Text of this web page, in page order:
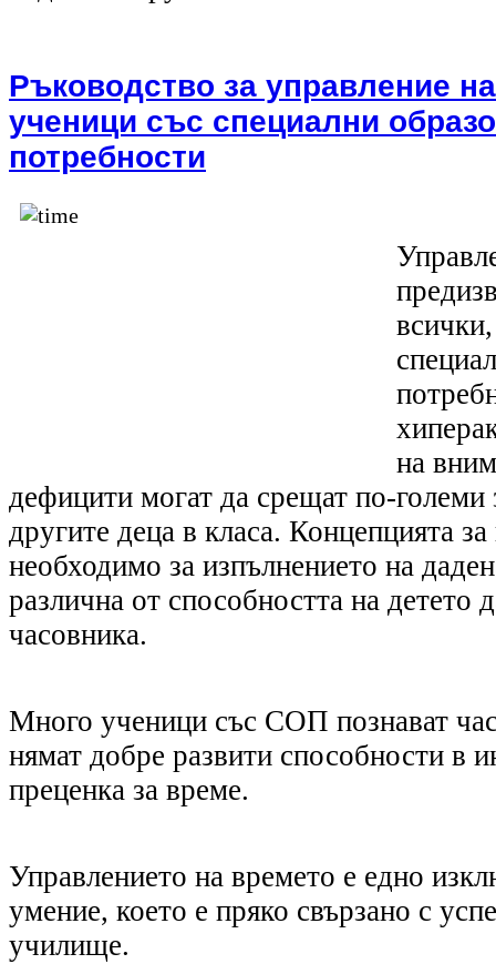
Ръководство за управление
ученици със специални
потребности
на
дефицити могат да срещат по-големи
другите деца в класа. Концепцията
необходимo за изпълнението на
различна от способността на детето
часовника.
Много ученици със СОП познават
нямат добрe развити способности в
преценка за време.
Управлението на времето е едно
умение, което е пряко свързано с
училище.